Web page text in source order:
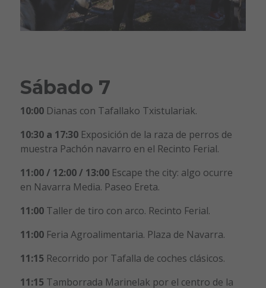
Sábado 7
10:00Dianas con Tafallako Txistulariak.
10:30 a 17:30 Exposición de la raza de perros de
muestra Pachón navarro en el Recinto Ferial.
11:00 / 12:00 / 13:00 Escape the city: algo ocurre
en Navarra Media. Paseo Ereta.
11:00 Taller de tiro con arco. Recinto Ferial.
11:00Feria Agroalimentaria. Plaza de Navarra.
11:15 Recorrido por Tafalla de coches clásicos.
11:15 Tamborrada Marinelak por el centro de la